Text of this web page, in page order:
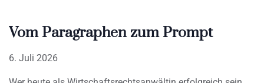
Vom Paragraphen zum Prompt
6. Juli 2026